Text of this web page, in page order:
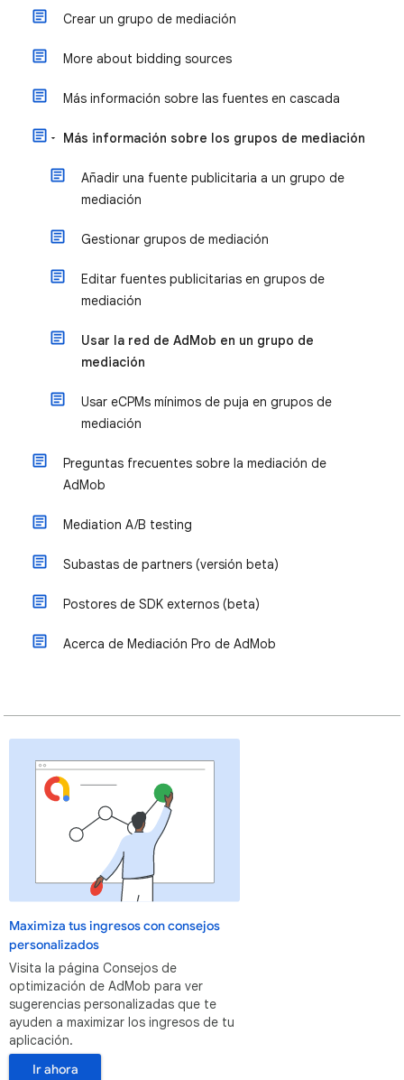
Crear un grupo de mediación
More about bidding sources
Más información sobre las fuentes en cascada
Más información sobre los grupos de mediación
Añadir una fuente publicitaria a un grupo de
mediación
Gestionar grupos de mediación
Editar fuentes publicitarias en grupos de
mediación
Usar la red de AdMob en un grupo de
mediación
Usar eCPMs mínimos de puja en grupos de
mediación
Preguntas frecuentes sobre la mediación de
AdMob
Mediation A/B testing
Subastas de partners (versión beta)
Postores de SDK externos (beta)
Acerca de Mediación Pro de AdMob
Maximiza tus ingresos con consejos
personalizados
Visita la página Consejos de
optimización de AdMob para ver
sugerencias personalizadas que te
ayuden a maximizar los ingresos de tu
aplicación.
Ir ahora